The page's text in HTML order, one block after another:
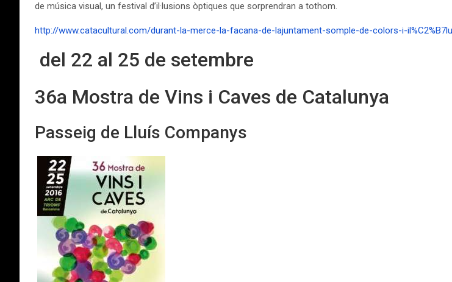
de música visual, un festival d’il·lusions òptiques que sorprendran a tothom.
http://www.catacultural.com/durant-la-merce-la-facana-de-lajuntament-somple-de-colors-i-
del 22 al 25 de setembre
36a Mostra de Vins i Caves de Catalunya
Passeig de Lluís Companys